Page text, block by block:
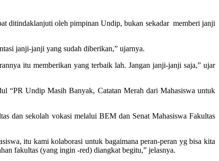
ditindaklanjuti oleh pimpinan Undip, bukan sekadar memberi janji
janji-janji yang sudah diberikan,” ujarnya.
itu memberikan yang terbaik lah. Jangan janji-janji saja,” ujar
“PR Undip Masih Banyak, Catatan Merah dari Mahasiswa untuk
dan sekolah vokasi melalui BEM dan Senat Mahasiswa Fakultas
itu kami kolaborasi untuk bagaimana peran-peran yg bisa kita
fakultas (yang ingin -red) diangkat begitu,” jelasnya.